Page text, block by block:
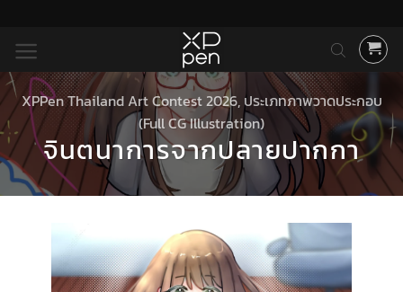
ยัง
เนื้อหา
XPPen Thailand Art Contest 2026, ประเภทภาพวาดประกอบ
(Full CG Illustration)
จินตนาการจากปลายปากกา